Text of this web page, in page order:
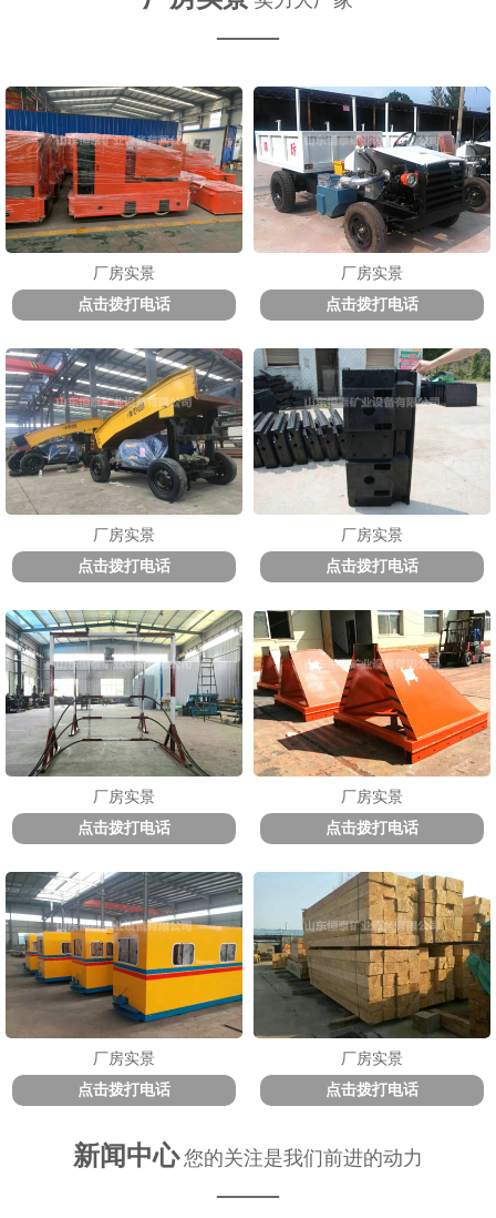
——
厂房实景
点击拨打电话
厂房实景
点击拨打电话
厂房实景
点击拨打电话
厂房实景
点击拨打电话
厂房实景
点击拨打电话
厂房实景
点击拨打电话
厂房实景
点击拨打电话
厂房实景
点击拨打电话
新闻中心 您的关注是我们前进的动力
——